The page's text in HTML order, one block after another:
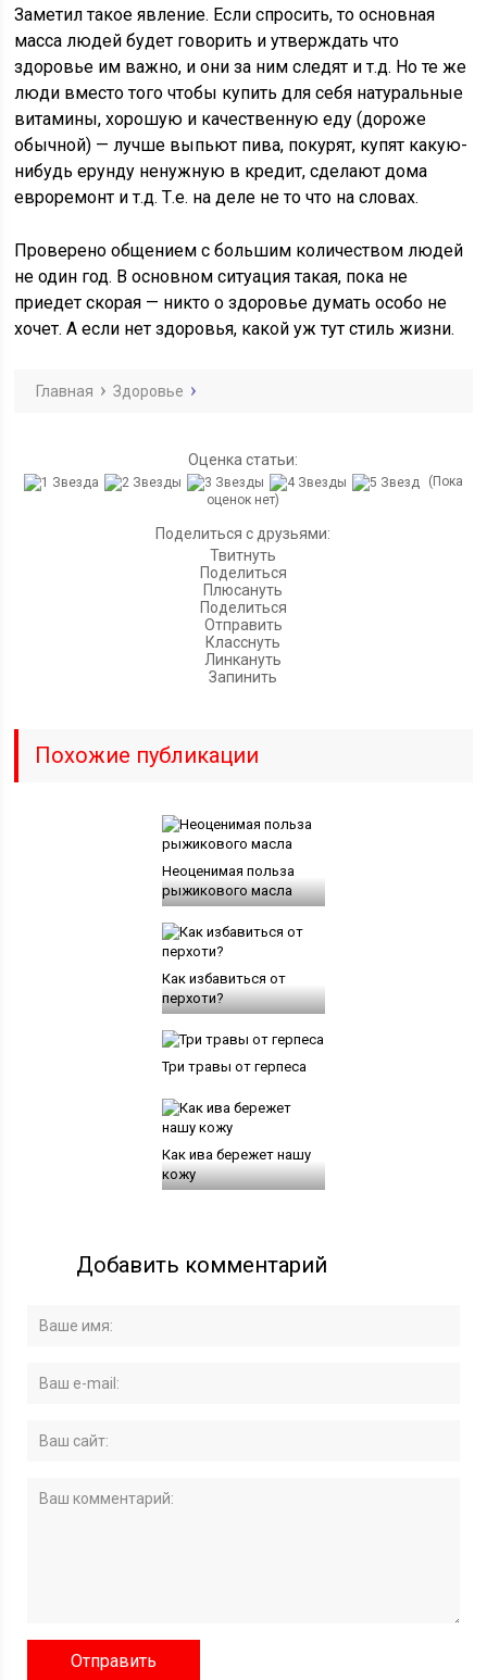
Заметил такое явление. Если спросить, то основная
масса людей будет говорить и утверждать что
здоровье им важно, и они за ним следят и т.д. Но те же
люди вместо того чтобы купить для себя натуральные
витамины, хорошую и качественную еду (дороже
обычной) — лучше выпьют пива, покурят, купят какую-
нибудь ерунду ненужную в кредит, сделают дома
евроремонт и т.д. Т.е. на деле не то что на словах.
Проверено общением с большим количеством людей
не один год. В основном ситуация такая, пока не
приедет скорая — никто о здоровье думать особо не
хочет. А если нет здоровья, какой уж тут стиль жизни.
Главная Здоровье
Оценка статьи:
(Пока
оценок нет)
Поделиться с друзьями:
Твитнуть
Поделиться
Плюсануть
Поделиться
Отправить
Класснуть
Линкануть
Запинить
Похожие публикации
Неоценимая польза
рыжикового масла
Как избавиться от
перхоти?
Три травы от герпеса
Как ива бережет нашу
кожу
Добавить комментарий